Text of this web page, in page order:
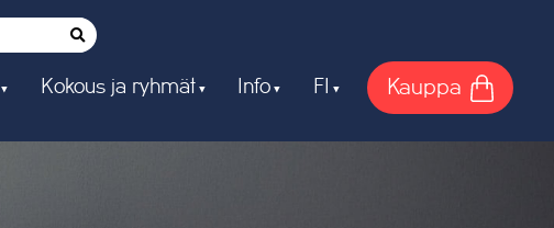
Kokous ja ryhmät Info FI Kauppa